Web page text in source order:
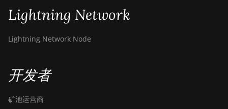
Lightning Network
Lightning Network Node
开发者
矿池运营商